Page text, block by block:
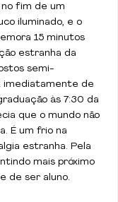
no fim de um
iluminado, e o
15 minutos
estranha da
semi-
imediatamente de
às 7:30 da
que o mundo não
É um frio na
estranha. Pela
mais próximo
de ser aluno.